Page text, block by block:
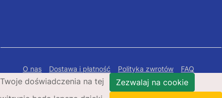
O nas Dostawa i płatność Polityka zwrotów
FAQ
Polityka prywatności
Mapa Strony
Twoje doświadczenia na tej
Zezwalaj na cookie